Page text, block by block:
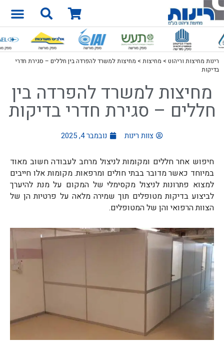
רינות מחיצות וריהוט > מחיצות > מחיצות למשרד להפרדה בין חללים – סגירת חדרי
בדיקות
מחיצות למשרד להפרדה בין
חללים – סגירת חדרי בדיקות
צוות רינות נובמבר 4, 2025
חיפוש אחר חללים ומקומות לניצול מרחב לעבודה חשוב מאוד
במיוחד כאשר מדובר בבתי חולים ומרפאות. מקומות אלו חייבים
למצוא פתרונות לניצול מקסימלי של המקום על מנת להיערך
לביצוע בדיקות מטופלים תוך שמירה מלאה על פרטיות הן של
הצוות הרפואי והן של המטופלים.